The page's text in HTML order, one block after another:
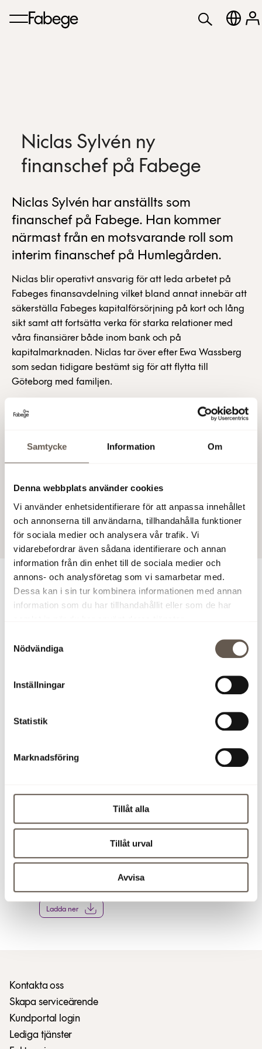
Samtycke Information Om
Denna webbplats använder cookies
Vi använder enhetsidentifierare för att anpassa innehållet
och annonserna till användarna, tillhandahålla funktioner
för sociala medier och analysera vår trafik. Vi
vidarebefordrar även sådana identifierare och annan
information från din enhet till de sociala medier och
annons- och analysföretag som vi samarbetar med.
Dessa kan i sin tur kombinera informationen med annan
information som du har tillhandahållit eller som de har
Nödvändiga
Inställningar
Statistik
Marknadsföring
Tillåt alla
Tillåt urval
Avvisa
Niclas Sylvén ny
finanschef på Fabege
Niclas Sylvén har anställts som
finanschef på Fabege. Han kommer
närmast från en motsvarande roll som
interim finanschef på Humlegården.
Niclas blir operativt ansvarig för att leda arbetet på
Fabeges finansavdelning vilket bland annat innebär att
säkerställa Fabeges kapitalförsörjning på kort och lång
sikt samt att fortsätta verka för starka relationer med
våra finansiärer både inom bank och på
kapitalmarknaden. Niclas tar över efter Ewa Wassberg
som sedan tidigare bestämt sig för att flytta till
Göteborg med familjen.
– Niclas har en lång och gedigen erfarenhet av
liknande verksamhet från bland annat Nordea och
med start i slutet av augusti, kommenterar Åsa
Bergström, ekonomi- och finanschef på Fabege.
Fabege AB (publ)
15 jun 2022 13:30
För ytterligare information
Bilder
Klicka på en bild nedan för att spara den och se den i
större format. Bilderna kan ej användas för kommersiellt
Ladda ner
Kontakta oss
Skapa serviceärende
Kundportal login
Lediga tjänster